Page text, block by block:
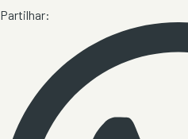
Partilhar: